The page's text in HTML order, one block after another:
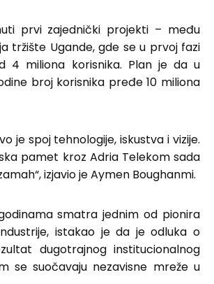
prvi zajednički projekti – među
tržište Ugande, gde se u prvoj fazi
4 miliona korisnika. Plan je da u
broj korisnika pređe 10 miliona
je spoj tehnologije, iskustva i vizije.
pamet kroz Adria Telekom sada
izjavio je Aymen Boughanmi.
smatra jednim od pionira
istakao je da je odluka o
dugotrajnog institucionalnog
se suočavaju nezavisne mreže u